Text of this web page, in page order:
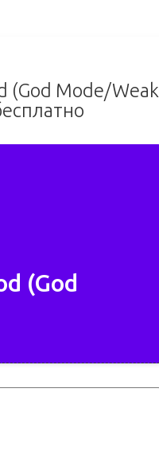
(God Mode/Weak
(God